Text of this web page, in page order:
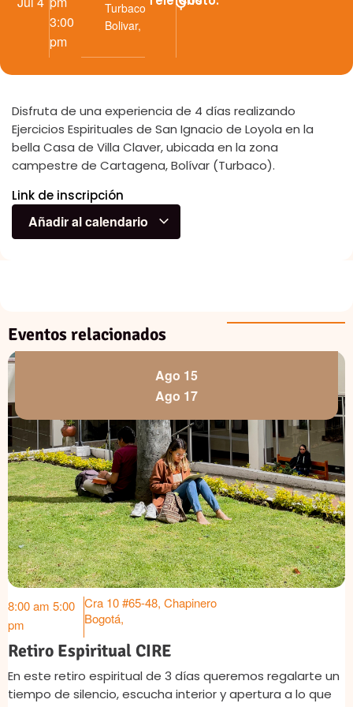
3:00
pm
Turbaco
Bolivar,
Disfruta de una experiencia de 4 días realizando
Ejercicios Espirituales de San Ignacio de Loyola en la
bella Casa de Villa Claver, ubicada en la zona
campestre de Cartagena, Bolívar (Turbaco).
Link de inscripción
Añadir al calendario
Eventos relacionados
Ago 15
Ago 17
8:00 am 5:00
pm
Cra 10 #65-48, Chapinero
Bogotá,
Retiro Espiritual CIRE
En este retiro espiritual de 3 días queremos regalarte un
tiempo de silencio, escucha interior y apertura a lo que